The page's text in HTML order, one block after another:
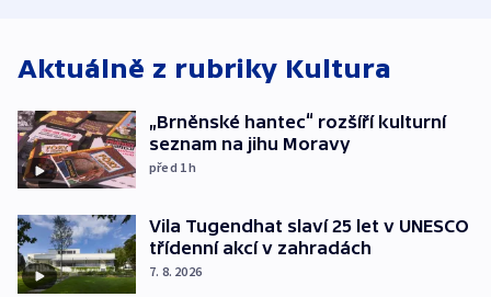
Aktuálně z rubriky Kultura
„Brněnské hantec“ rozšíří kulturní
seznam na jihu Moravy
před 1h
Vila Tugendhat slaví 25 let v UNESCO
třídenní akcí v zahradách
7. 8. 2026